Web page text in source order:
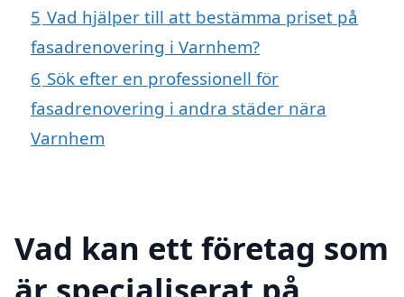
5 Vad hjälper till att bestämma priset på
fasadrenovering i Varnhem?
6 Sök efter en professionell för
fasadrenovering i andra städer nära
Varnhem
Vad kan ett företag som